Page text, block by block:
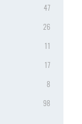
47
26
11
17
8
98